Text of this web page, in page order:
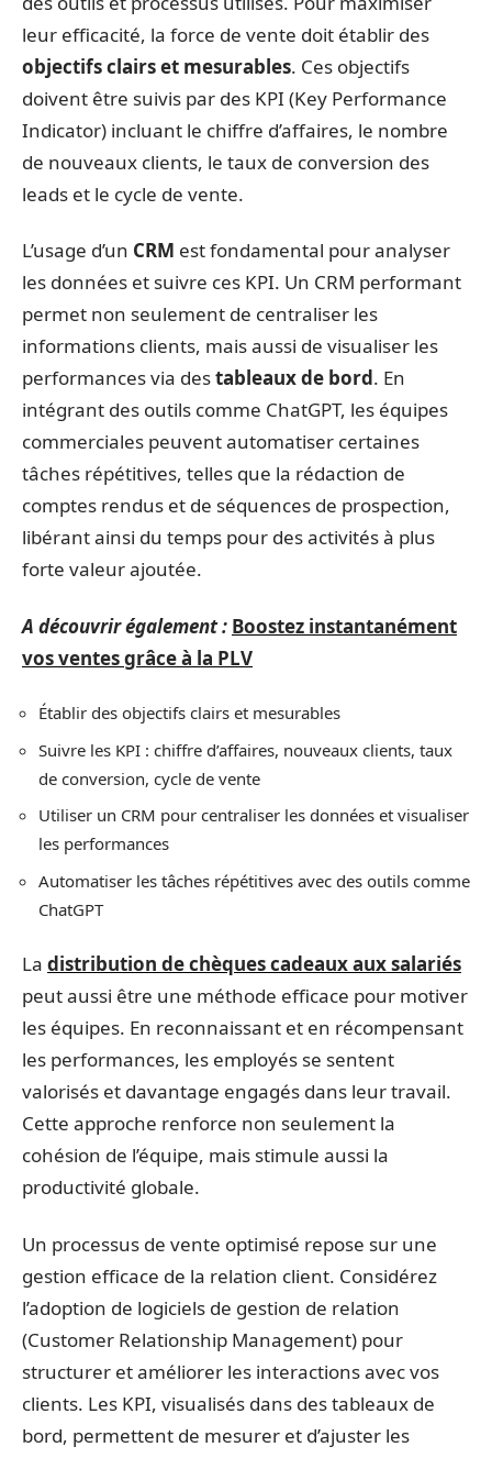
leur efficacité, la force de vente doit établir des
objectifs clairs et mesurables. Ces objectifs
doivent être suivis par des KPI (Key Performance
Indicator) incluant le chiffre d’affaires, le nombre
de nouveaux clients, le taux de conversion des
leads et le cycle de vente.
L’usage d’un CRM est fondamental pour analyser
les données et suivre ces KPI. Un CRM performant
permet non seulement de centraliser les
informations clients, mais aussi de visualiser les
performances via destableaux de bord. En
intégrant des outils comme ChatGPT, les équipes
commerciales peuvent automatiser certaines
tâches répétitives, telles que la rédaction de
comptes rendus et de séquences de prospection,
libérant ainsi du temps pour des activités à plus
forte valeur ajoutée.
A découvrir également : Boostez instantanément
vos ventes grâce à la PLV
Établir des objectifs clairs et mesurables
Suivre les KPI : chiffre d’affaires, nouveaux clients, taux
de conversion, cycle de vente
Utiliser un CRM pour centraliser les données et visualiser
les performances
Automatiser les tâches répétitives avec des outils comme
ChatGPT
La distribution de chèques cadeaux aux salariés
peut aussi être une méthode efficace pour motiver
les équipes. En reconnaissant et en récompensant
les performances, les employés se sentent
valorisés et davantage engagés dans leur travail.
Cette approche renforce non seulement la
cohésion de l’équipe, mais stimule aussi la
productivité globale.
Un processus de vente optimisé repose sur une
gestion efficace de la relation client. Considérez
l’adoption de logiciels de gestion de relation
(Customer Relationship Management) pour
structurer et améliorer les interactions avec vos
clients. Les KPI, visualisés dans des tableaux de
bord, permettent de mesurer et d’ajuster les